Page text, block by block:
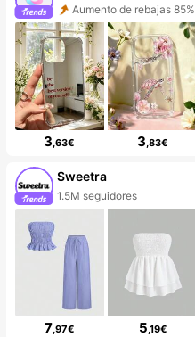
Aumento de rebajas 85%
3,63€ 3,83€
Sweetra
1.5M seguidores
7,97€ 5,19€